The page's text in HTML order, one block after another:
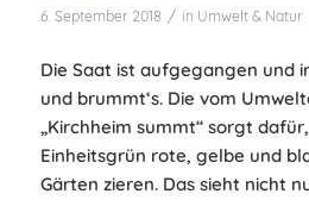
6. September 2018 / in Umwelt & Natur
Die Saat ist aufgegangen und
und brummt‘s. Die vom
„Kirchheim summt“ sorgt
Einheitsgrün rote, gelbe und
Gärten zieren. Das sieht nicht